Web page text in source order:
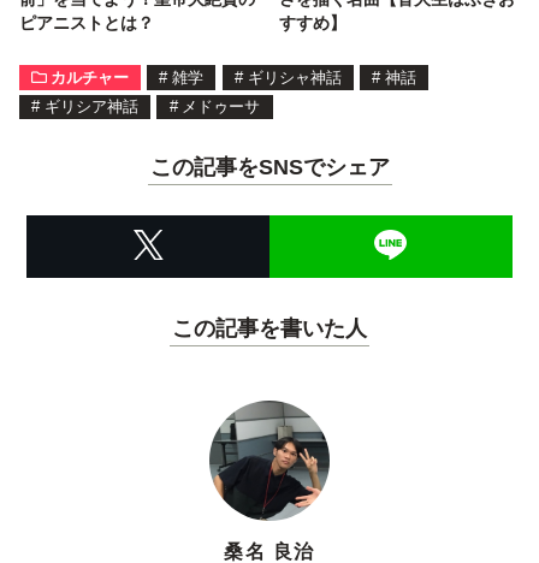
ピアニストとは？
すすめ】
カルチャー # 雑学 # ギリシャ神話 # 神話
# ギリシア神話 # メドゥーサ
この記事をSNSでシェア
この記事を書いた人
桑名 良治